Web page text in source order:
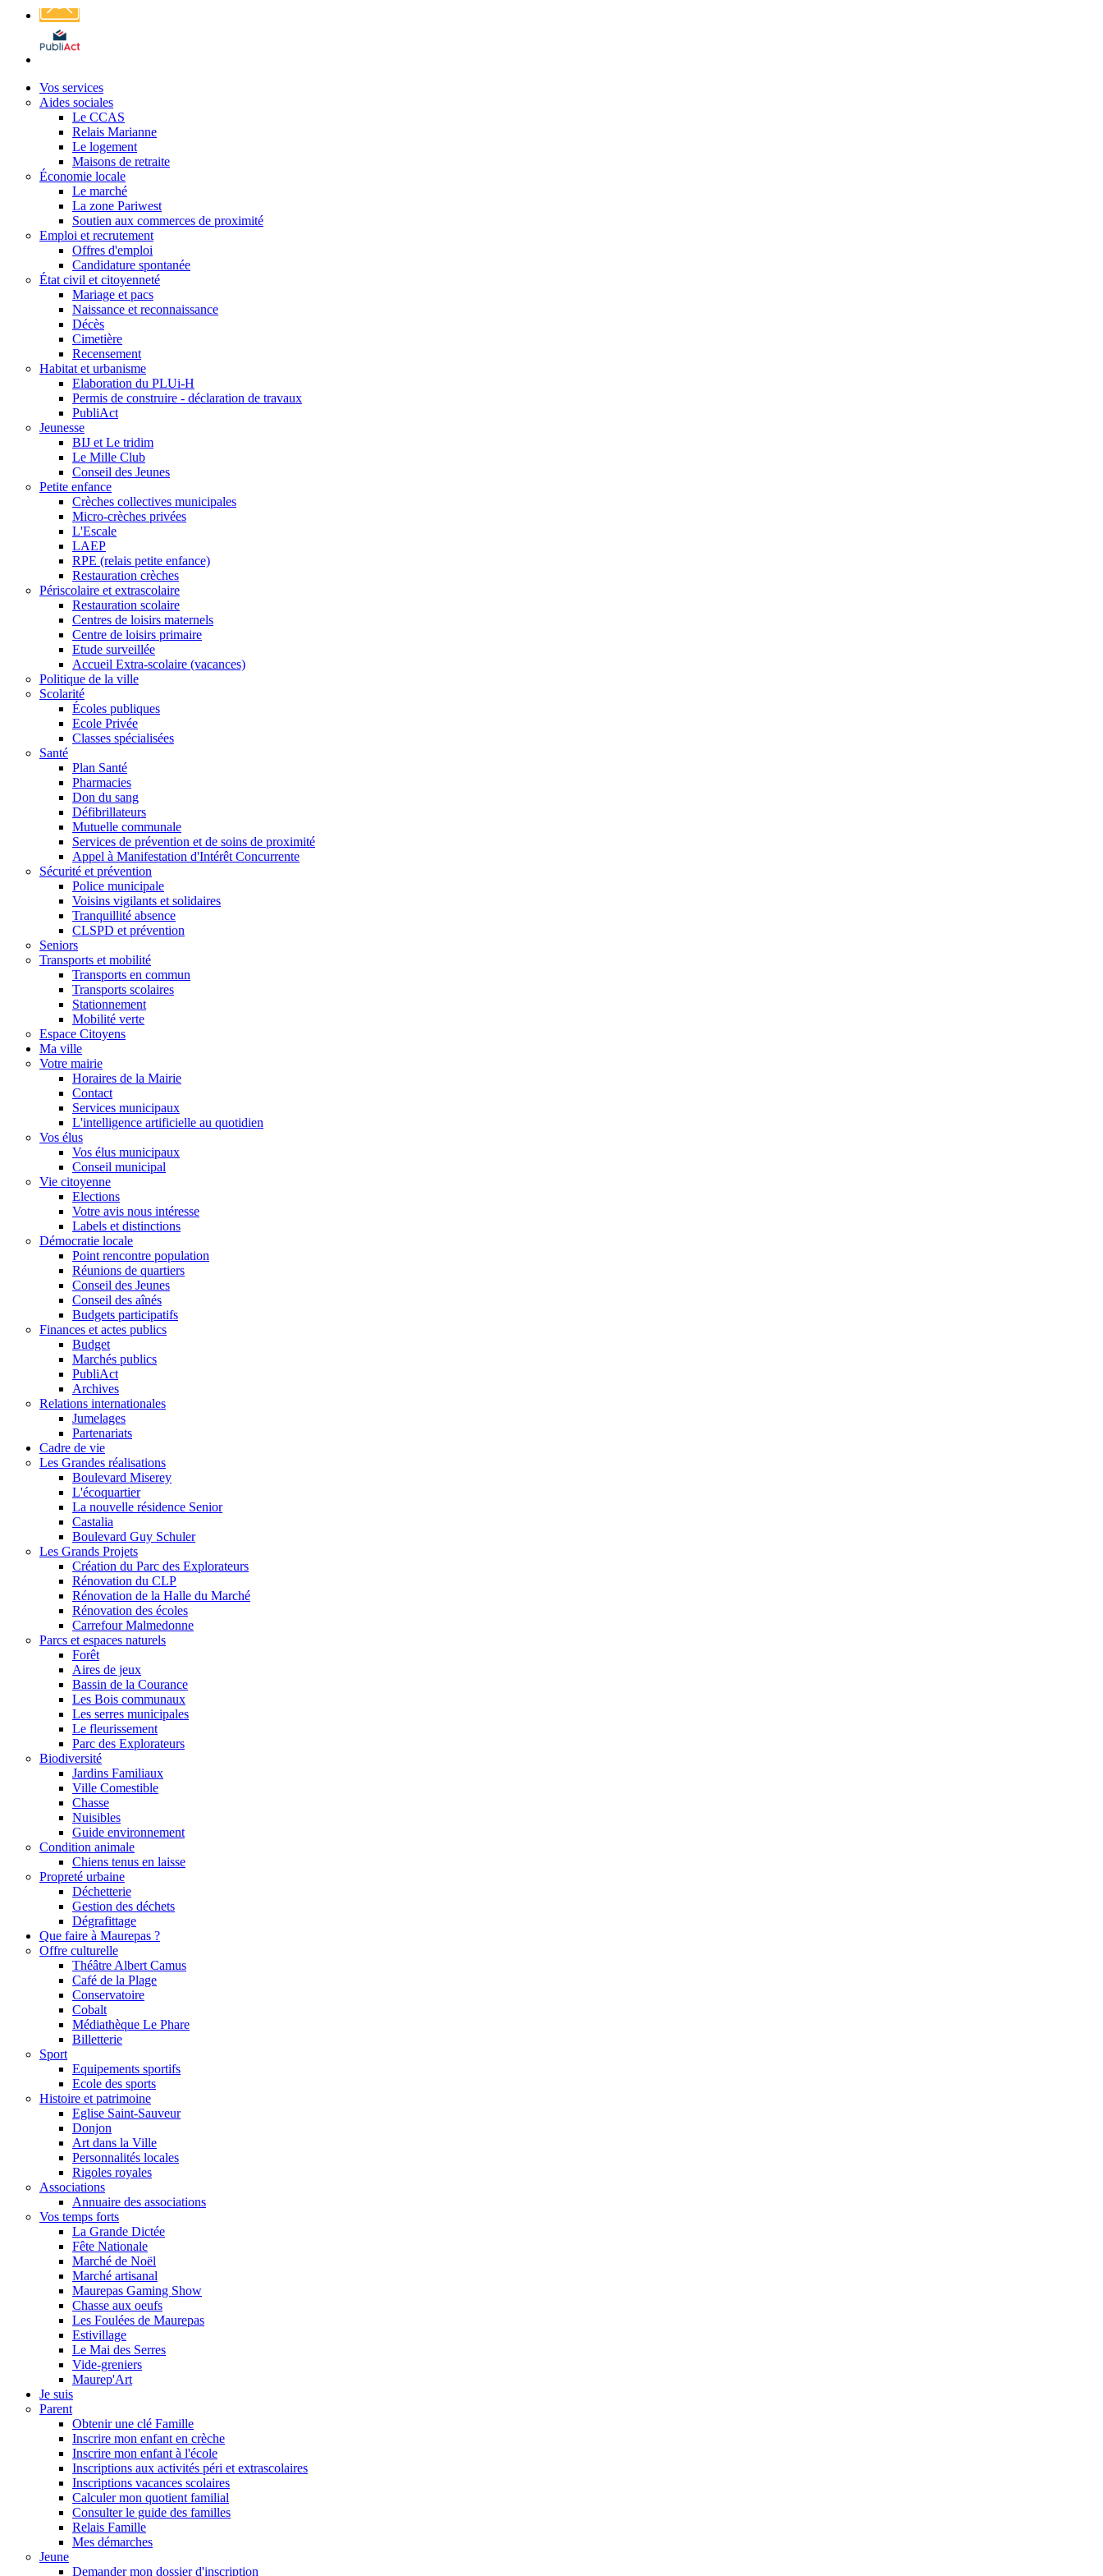
Affichage
légal
Vos services
Aides sociales
Le CCAS
Relais Marianne
Le logement
Maisons de retraite
Économie locale
Le marché
La zone Pariwest
Soutien aux commerces de proximité
Emploi et recrutement
Offres d'emploi
Candidature spontanée
État civil et citoyenneté
Mariage et pacs
Naissance et reconnaissance
Décès
Cimetière
Recensement
Habitat et urbanisme
Elaboration du PLUi-H
Permis de construire - déclaration de travaux
PubliAct
Jeunesse
BIJ et Le tridim
Le Mille Club
Conseil des Jeunes
Petite enfance
Crèches collectives municipales
Micro-crèches privées
L'Escale
LAEP
RPE (relais petite enfance)
Restauration crèches
Périscolaire et extrascolaire
Restauration scolaire
Centres de loisirs maternels
Centre de loisirs primaire
Etude surveillée
Accueil Extra-scolaire (vacances)
Politique de la ville
Scolarité
Écoles publiques
Ecole Privée
Classes spécialisées
Santé
Plan Santé
Pharmacies
Don du sang
Défibrillateurs
Mutuelle communale
Services de prévention et de soins de proximité
Appel à Manifestation d'Intérêt Concurrente
Sécurité et prévention
Police municipale
Voisins vigilants et solidaires
Tranquillité absence
CLSPD et prévention
Seniors
Transports et mobilité
Transports en commun
Transports scolaires
Stationnement
Mobilité verte
Espace Citoyens
Ma ville
Votre mairie
Horaires de la Mairie
Contact
Services municipaux
L'intelligence artificielle au quotidien
Vos élus
Vos élus municipaux
Conseil municipal
Vie citoyenne
Elections
Votre avis nous intéresse
Labels et distinctions
Démocratie locale
Point rencontre population
Réunions de quartiers
Conseil des Jeunes
Conseil des aînés
Budgets participatifs
Finances et actes publics
Budget
Marchés publics
PubliAct
Archives
Relations internationales
Jumelages
Partenariats
Cadre de vie
Les Grandes réalisations
Boulevard Miserey
L'écoquartier
La nouvelle résidence Senior
Castalia
Boulevard Guy Schuler
Les Grands Projets
Création du Parc des Explorateurs
Rénovation du CLP
Rénovation de la Halle du Marché
Rénovation des écoles
Carrefour Malmedonne
Parcs et espaces naturels
Forêt
Aires de jeux
Bassin de la Courance
Les Bois communaux
Les serres municipales
Le fleurissement
Parc des Explorateurs
Biodiversité
Jardins Familiaux
Ville Comestible
Chasse
Nuisibles
Guide environnement
Condition animale
Chiens tenus en laisse
Propreté urbaine
Déchetterie
Gestion des déchets
Dégrafittage
Que faire à Maurepas ?
Offre culturelle
Théâtre Albert Camus
Café de la Plage
Conservatoire
Cobalt
Médiathèque Le Phare
Billetterie
Sport
Equipements sportifs
Ecole des sports
Histoire et patrimoine
Eglise Saint-Sauveur
Donjon
Art dans la Ville
Personnalités locales
Rigoles royales
Associations
Annuaire des associations
Vos temps forts
La Grande Dictée
Fête Nationale
Marché de Noël
Marché artisanal
Maurepas Gaming Show
Chasse aux oeufs
Les Foulées de Maurepas
Estivillage
Le Mai des Serres
Vide-greniers
Maurep'Art
Je suis
Parent
Obtenir une clé Famille
Inscrire mon enfant en crèche
Inscrire mon enfant à l'école
Inscriptions aux activités péri et extrascolaires
Inscriptions vacances scolaires
Calculer mon quotient familial
Consulter le guide des familles
Relais Famille
Mes démarches
Jeune
Demander mon dossier d'inscription